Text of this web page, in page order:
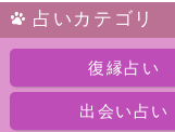
占いカテゴリ
復縁占い
出会い占い